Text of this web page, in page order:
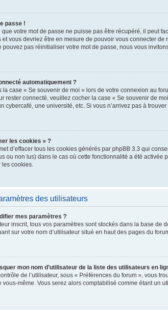
passe !
votre mot de passe ne puisse pas être récupéré, il peut
vous devriez être en mesure de pouvoir vous connecter de
pouvez pas réinitialiser votre mot de passe, nous vous
automatiquement ?
la case « Se souvenir de moi » lors de votre connexion au
rester connecté, veuillez cocher la case « Se souvenir de
cybercafé, une université, etc. Si vous n’arrivez pas à
les cookies » ?
d’effacer tous les cookies générés par phpBB 3.3 qui
ou non lus) dans le cas où cette fonctionnalité a été
cookies.
des utilisateurs
mes paramètres ?
inscrit, tous vos paramètres sont stockés dans la base
sur votre nom d’utilisateur situé en haut des pages du
mon nom d’utilisateur de la liste des utilisateurs en
de l’utilisateur, sous « Préférences du forum », vous
vous-même. Vous serez alors comptabilisé comme étant un